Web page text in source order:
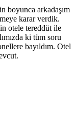
boyunca arkadaşım
karar verdik.
otele tereddüt ile
ki tüm soru
bayıldım. Otel